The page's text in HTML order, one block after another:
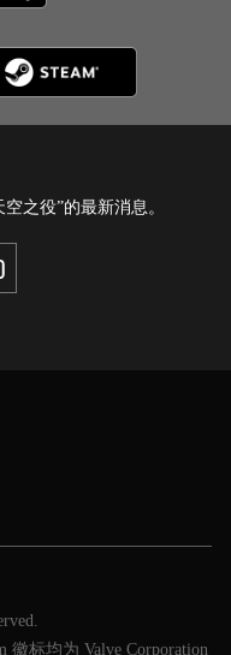
之役”的最新消息。
徽标均为 Valve Corporation